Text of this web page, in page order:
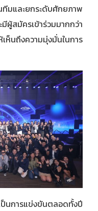
ทีมและยกระดับศักยภาพ
สมัครเข้าร่วมมากกว่า
นถึงความมุ่งมั่นในการ
นการแข่งขันตลอดทั้งปี